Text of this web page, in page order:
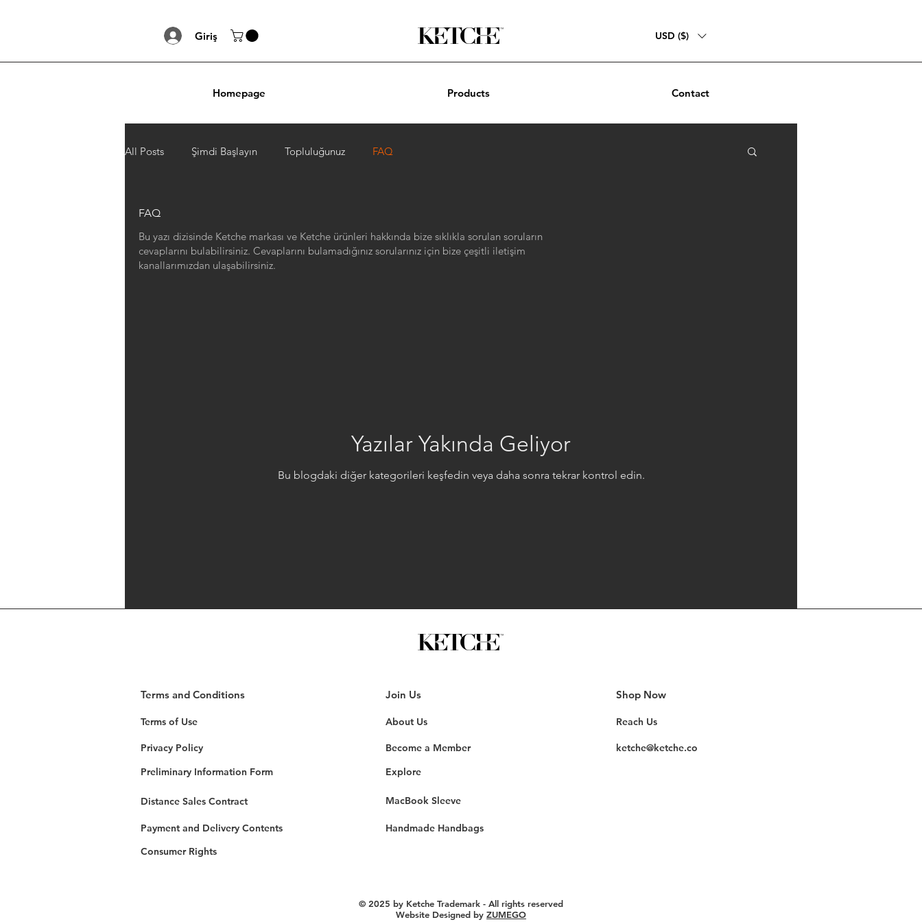
Giriş USD ($)
Homepage Products Contact
All Posts Şimdi Başlayın Topluluğunuz FAQ
FAQ
Bu yazı dizisinde Ketche markası ve Ketche ürünleri hakkında bize sıklıkla sorulan soruların
cevaplarını bulabilirsiniz. Cevaplarını bulamadığınız sorularınız için bize çeşitli iletişim
kanallarımızdan ulaşabilirsiniz.
Yazılar Yakında Geliyor
Bu blogdaki diğer kategorileri keşfedin veya daha sonra tekrar kontrol edin.
Terms and Conditions
Terms of Use
Privacy Policy
Preliminary Information Form
Distance Sales Contract
Payment and Delivery Contents
Join Us
About Us
Become a Member
Shop Now
Reach Us
ketche@ketche.co
Explore
MacBook Sleeve
Handmade Handbags
Consumer Rights
© 2025 by Ketche Trademark - All rights reserved
Website Designed by ZUMEGO